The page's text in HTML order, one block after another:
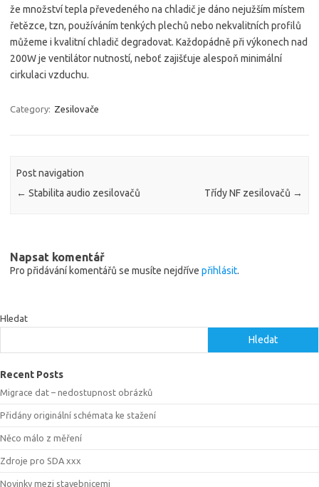
že množství tepla převedeného na chladič je dáno nejužším místem
řetězce, tzn, používáním tenkých plechů nebo nekvalitních profilů
můžeme i kvalitní chladič degradovat. Každopádně při výkonech nad
200W je ventilátor nutností, neboť zajišťuje alespoň minimální
cirkulaci vzduchu.
Category: Zesilovače
Post navigation
← Stabilita audio zesilovačů Třídy NF zesilovačů →
Napsat komentář
Pro přidávání komentářů se musíte nejdříve přihlásit.
Hledat
Hledat
Recent Posts
Migrace dat – nedostupnost obrázků
Přidány originální schémata ke stažení
Něco málo z měření
Zdroje pro SDA xxx
Novinky mezi stavebnicemi